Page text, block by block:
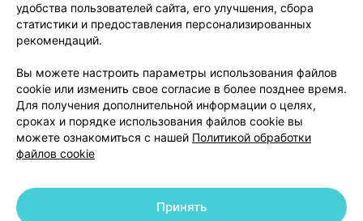
Размещение рекламы
Медицинский маркетинг
Публичный договор
Доставка
Способы оплаты
Вакансии
Партнеры
Написать руководителю 103.by
Написать в поддержку
Персональные настройки Cookie
удобства пользователей сайта, его улучшения, сбора
статистики и предоставления персонализированных
рекомендаций.
Вы можете настроить параметры использования файлов
cookie или изменить свое согласие в более позднее время.
Для получения дополнительной информации о целях,
сроках и порядке использования файлов cookie вы
можете ознакомиться с нашей Политикой обработки
файлов cookie
Принять